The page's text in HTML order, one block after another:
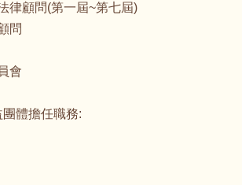
律顧問(第一屆~第七屆)
問
會
體擔任職務: